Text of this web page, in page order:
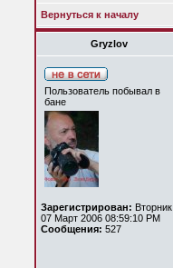
Вернуться к началу
Gryzlov
Пользователь побывал в
бане
Зарегистрирован: Вторник
07 Март 2006 08:59:10 PM
Сообщения: 527